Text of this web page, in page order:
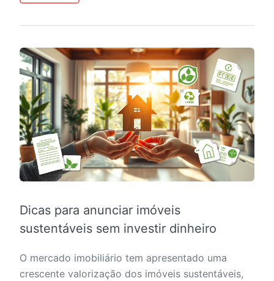
Dicas para anunciar imóveis
sustentáveis sem investir dinheiro
O mercado imobiliário tem apresentado uma
crescente valorização dos imóveis sustentáveis,